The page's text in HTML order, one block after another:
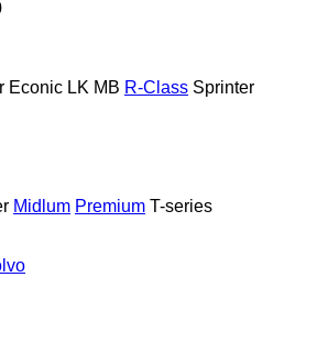
Econic LK MB R-Class Sprinter
Midlum Premium T-series